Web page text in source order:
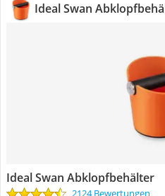
Ideal Swan
Ideal Swan Abklopfbehälter
2124 Bewertungen